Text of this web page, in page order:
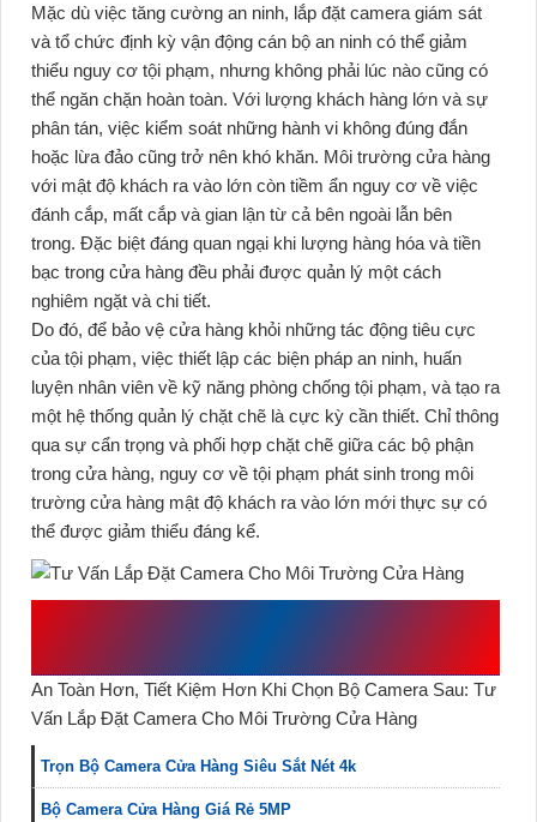
Mặc dù việc tăng cường an ninh, lắp đặt camera giám sát
và tổ chức định kỳ vận động cán bộ an ninh có thể giảm
thiểu nguy cơ tội phạm, nhưng không phải lúc nào cũng có
thể ngăn chặn hoàn toàn. Với lượng khách hàng lớn và sự
phân tán, việc kiểm soát những hành vi không đúng đắn
hoặc lừa đảo cũng trở nên khó khăn. Môi trường cửa hàng
với mật độ khách ra vào lớn còn tiềm ẩn nguy cơ về việc
đánh cắp, mất cắp và gian lận từ cả bên ngoài lẫn bên
trong. Đặc biệt đáng quan ngại khi lượng hàng hóa và tiền
bạc trong cửa hàng đều phải được quản lý một cách
nghiêm ngặt và chi tiết.
Do đó, để bảo vệ cửa hàng khỏi những tác động tiêu cực
của tội phạm, việc thiết lập các biện pháp an ninh, huấn
luyện nhân viên về kỹ năng phòng chống tội phạm, và tạo ra
một hệ thống quản lý chặt chẽ là cực kỳ cần thiết. Chỉ thông
qua sự cẩn trọng và phối hợp chặt chẽ giữa các bộ phận
trong cửa hàng, nguy cơ về tội phạm phát sinh trong môi
trường cửa hàng mật độ khách ra vào lớn mới thực sự có
thể được giảm thiểu đáng kể.
An Toàn Hơn, Tiết Kiệm Hơn Khi Chọn Bộ Camera Sau: Tư
Vấn Lắp Đặt Camera Cho Môi Trường Cửa Hàng
Trọn Bộ Camera Cửa Hàng Siêu Sắt Nét 4k
Bộ Camera Cửa Hàng Giá Rẻ 5MP